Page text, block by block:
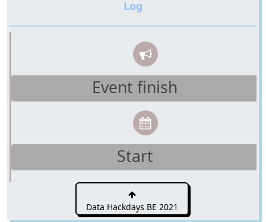
Event finish
Start
Data Hackdays BE 2021